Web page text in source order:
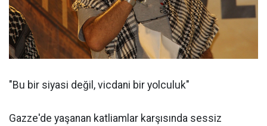
"Bu bir siyasi değil, vicdani bir yolculuk"
Gazze'de yaşanan katliamlar karşısında sessiz